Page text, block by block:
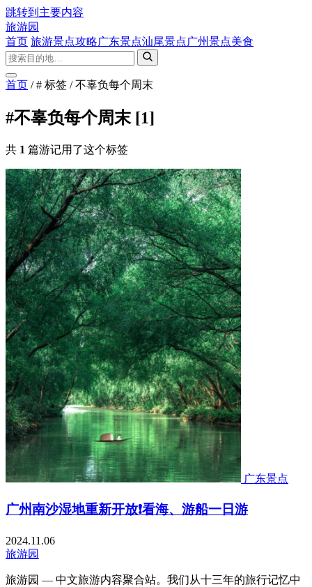
跳转到主要内容
旅游园
首页 旅游景点攻略广东景点汕尾景点广州景点美食
首页 / # 标签 / 不辜负每个周末
#不辜负每个周末 [1]
共 1 篇游记用了这个标签
广东景点
广州南沙湿地重新开放❗看海、游船一日游
2024.11.06
旅游园
旅游园 — 中文旅游内容聚合站。我们从十三年的旅行记忆中